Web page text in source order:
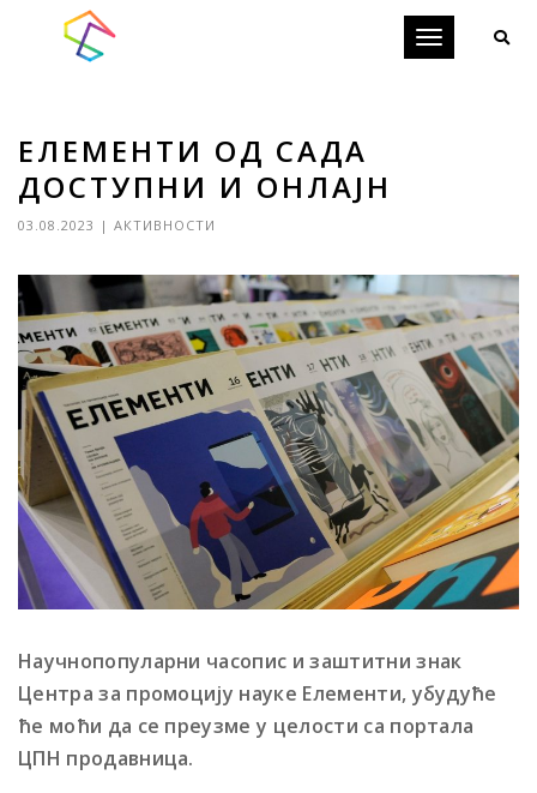
Toggle
ЕЛЕМЕНТИ ОД САДА
ДОСТУПНИ И ОНЛАЈН
03.08.2023 | АКТИВНОСТИ
Научнопопуларни часопис и заштитни знак
Центра за промоцију науке Елементи, убудуће
ће моћи да се преузме у целости са портала
ЦПН продавница.